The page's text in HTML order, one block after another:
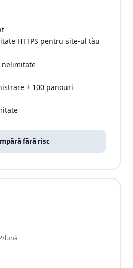
HTTPS pentru site-ul tău
nelimitate
+ 100 panouri
fără risc
lună